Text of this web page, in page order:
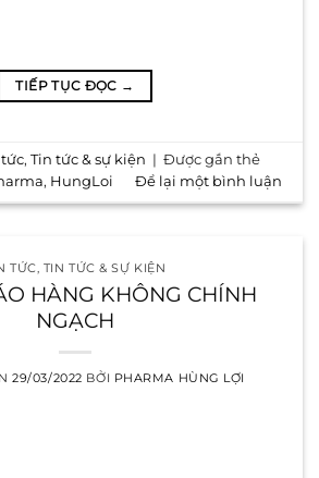
TIẾP TỤC ĐỌC →
tức,Tin tức & sự kiện | Được gắn thẻ
, HungLoi Để lại một bình luận
TỨC, TIN TỨC & SỰ KIỆN
HÀNG KHÔNG CHÍNH
NGẠCH
29/03/2022 BỞI PHARMA HÙNG LỢI